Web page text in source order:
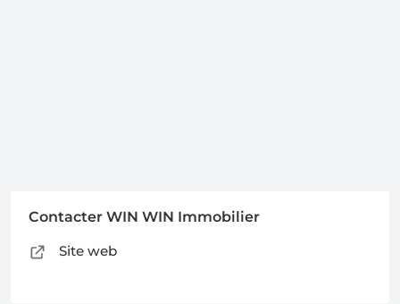
Contacter WIN WIN Immobilier
Site web